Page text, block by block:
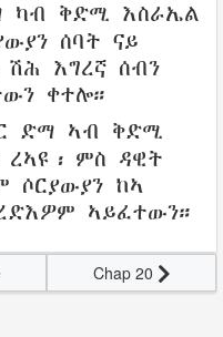
ካብ ቅድሚ እስራኤል
ሰባት ናይ
ሽሕ እግረኛ ሰብን
ቀተሎ።
ድማ ኣብ ቅድሚ
ረኣዩ ፡ ምስ ዳዊት
ሶርያውያን ከኣ
ኣይፈተውን።
Chap 20